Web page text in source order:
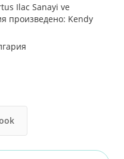
Ilac Sanayi ve
произведено: Kendy